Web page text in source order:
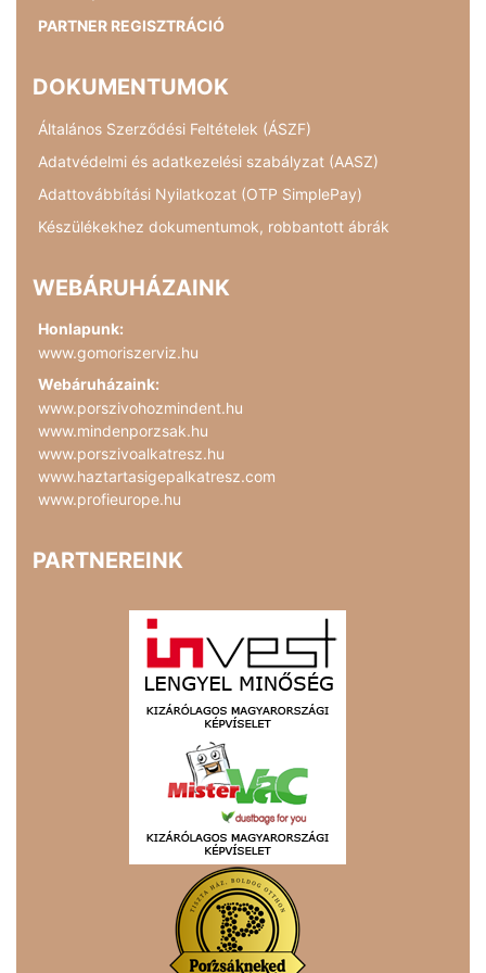
PARTNER REGISZTRÁCIÓ
DOKUMENTUMOK
Általános Szerződési Feltételek (ÁSZF)
Adatvédelmi és adatkezelési szabályzat (AASZ)
Adattovábbítási Nyilatkozat (OTP SimplePay)
Készülékekhez dokumentumok, robbantott ábrák
WEBÁRUHÁZAINK
Honlapunk:
www.gomoriszerviz.hu
Webáruházaink:
www.porszivohozmindent.hu
www.mindenporzsak.hu
www.porszivoalkatresz.hu
www.haztartasigepalkatresz.com
www.profieurope.hu
PARTNEREINK